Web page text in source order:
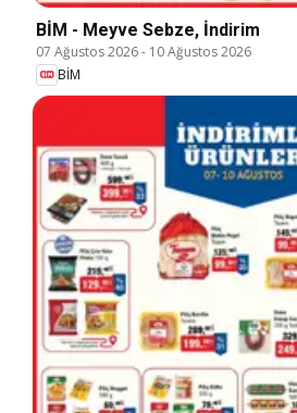
BİM - Meyve Sebze, İndirim
07 Ağustos 2026- 10 Ağustos 2026
BİM